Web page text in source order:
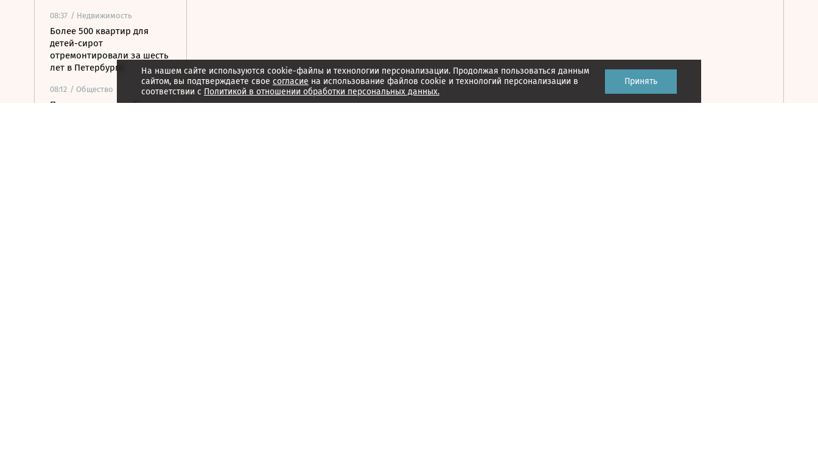
08:37 / Недвижимость
Более 500 квартир для
детей-сирот
отремонтировали за шесть
лет в Петербурге
08:12 / Общество
Прокуратура потребовала
На нашем сайте используются cookie-файлы и технологии персонализации. Продолжая пользоваться данным
сайтом, вы подтверждаете свое согласие на использование файлов cookie и технологий персонализации в
соответствии с Политикой в отношении обработки персональных данных.
Принять